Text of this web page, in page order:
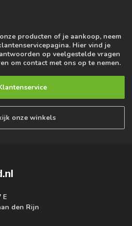
producten of je aankoop, neem
Hier vind je
op veelgestelde vragen
om contact met ons op te nemen.
onze winkels
E
den Rijn